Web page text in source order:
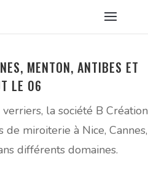
MENTON, ANTIBES ET
LE 06
la société B Création
de miroiterie à Nice, Cannes,
différents domaines.